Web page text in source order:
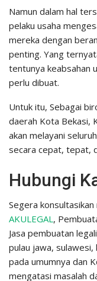
Namun dalam hal
pelaku usaha
mereka dengan
penting. Yang
tentunya keabsahan
perlu dibuat.
Untuk itu, Sebagai
daerah Kota Bekasi,
akan melayani
secara cepat, tepat,
Hubungi
Segera
AKULEGAL,
Jasa pembuatan
pulau jawa, sulawesi,
pada umumnya dan
mengatasi masalah